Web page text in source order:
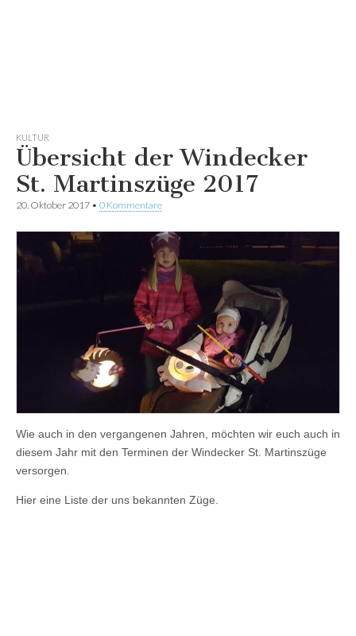
KULTUR
Übersicht der Windecker
St. Martinszüge 2017
20. Oktober 2017 • 0 Kommentare
Wie auch in den vergangenen Jahren, möchten wir euch auch in
diesem Jahr mit den Terminen der Windecker St. Martinszüge
versorgen.
Hier eine Liste der uns bekannten Züge.